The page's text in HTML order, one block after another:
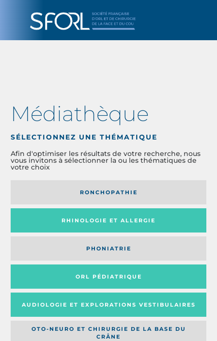
Médiathèque
SÉLECTIONNEZ UNE THÉMATIQUE
Afin d'optimiser les résultats de votre recherche, nous
vous invitons à sélectionner la ou les thématiques de
votre choix
RONCHOPATHIE
RHINOLOGIE ET ALLERGIE
PHONIATRIE
ORL PÉDIATRIQUE
AUDIOLOGIE ET EXPLORATIONS VESTIBULAIRES
OTO-NEURO ET CHIRURGIE DE LA BASE DU
CRÂNE